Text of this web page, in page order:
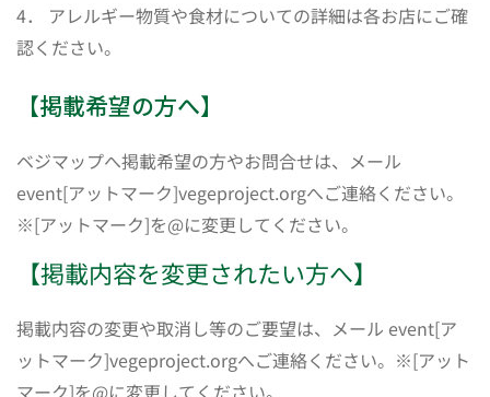
4． アレルギー物質や食材についての詳細は各お店にご確
認ください。
【掲載希望の方へ】
ベジマップへ掲載希望の方やお問合せは、メール
event[アットマーク]vegeproject.orgへご連絡ください。
※[アットマーク]を@に変更してください。
【掲載内容を変更されたい方へ】
掲載内容の変更や取消し等のご要望は、メール event[ア
ットマーク]vegeproject.orgへご連絡ください。※[アット
マーク]を@に変更してください。